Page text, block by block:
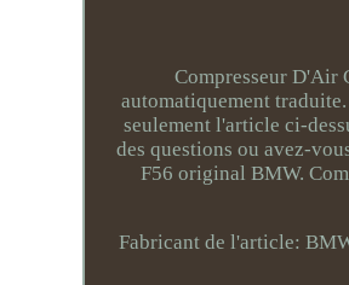
Compresseur D'Air
automatiquement
seulement l'article ci-
des questions ou avez-
F56 original BMW.
Fabricant de l'article: